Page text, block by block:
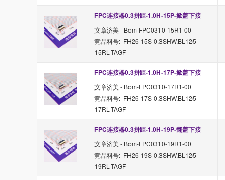
FPC连接器0.3拼距-1.0H-15P-掀盖下接
文章济美 - Bom-FPC0310-15R1-00
竞品料号: FH26-15S-0.3SHW.BL125-
15RL-TAGF
FPC连接器0.3拼距-1.0H-17P-掀盖下接
文章济美 - Bom-FPC0310-17R1-00
竞品料号: FH26-17S-0.3SHW.BL125-
17RL-TAGF
FPC连接器0.3拼距-1.0H-19P-翻盖下接
文章济美 - Bom-FPC0310-19R1-00
竞品料号: FH26-19S-0.3SHW.BL125-
19RL-TAGF